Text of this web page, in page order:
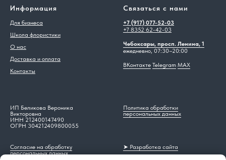
Информация
Для бизнеса
Школа флористики
О нас
Доставка и оплата
Контакты
Связаться с нами
+7 (917) 077-52-03
+7 8352 62-42-03
Чебоксары, просп. Ленина, 1
ежедневно, 07:30–20:00
ВКонтакте Telegram MAX
ИП Беликова Вероника
Викторовна
ИНН 212400147490
ОГРН 304212409800055
Политика обработки
персональных данных
Согласие на обработку
персональных данных
➤ Разработка сайта